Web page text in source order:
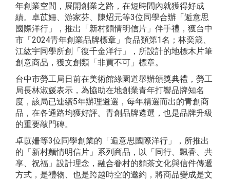
年創業空間，展開創業之路，在短時間內就獲得好成
績。卓苡姍、游家芬、陳炤元等3位同學合辦「逅意思
國際洋行」，推出「新村麵情明信片」伴手禮，獲台中
市「2024青年創業品牌標章」食品類第1名；林奕箴、
江紘宇同學所創「復千金洋行」，所設計的地標木片筆
創意商品，獲文創類「非買不可」標章。
台中市勞工局日前在美術館綠園道舉辦頒獎典禮，勞工
局長林淑媛表示，為協助在地創業青年打響品牌知名
度，該局已連續5年辦理遴選，每年精選而出的青創商
品，在各通路均獲好評。青創品牌遴選，也是品牌升級
的重要敲門磚。
卓苡姍等3位同學創業的「逅意思國際洋行」，所推出
的「新村麵情明信片」系列商品，以「同行、飄香、共
享、祝福」設計理念，融合眷村的麵茶文化與信件傳遞
方式，是禮物、也是跨越時空的邀約，將商品變成是文